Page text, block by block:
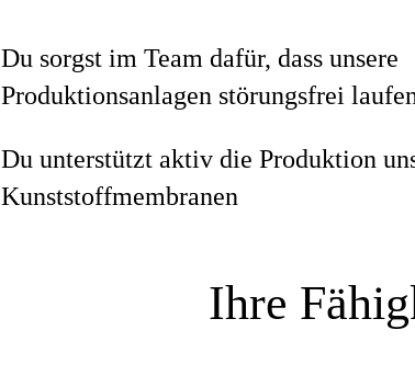
Du sorgst im Team dafür, dass unsere
Produktionsanlagen störungsfrei
Du unterstützt aktiv die Produktion
Kunststoffmembranen
Ihre